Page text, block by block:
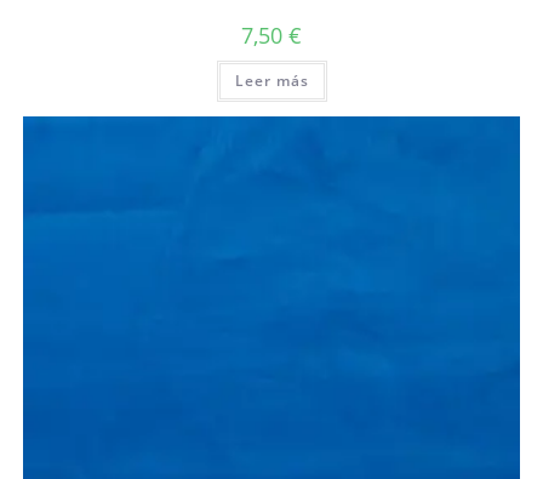
7,50 €
Leer más